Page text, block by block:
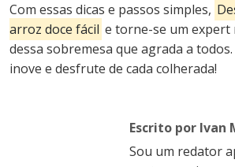
Com essas dicas e passos simples,
arroz doce fácil e torne-se um expert
dessa sobremesa que agrada a
inove e desfrute de cada colherada!
Escrito por Ivan
Sou um redator